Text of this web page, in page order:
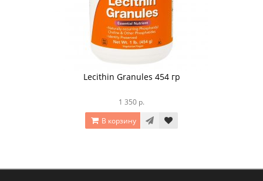
Lecithin Granules 454 гр
1 350 р.
В корзину